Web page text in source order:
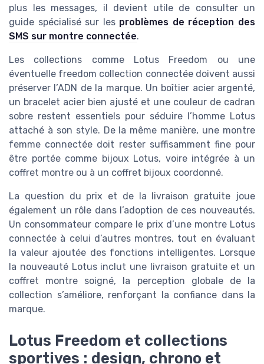
plus les messages, il devient utile de consulter un
guide spécialisé sur les problèmes de réception des
SMS sur montre connectée.
Les collections comme Lotus Freedom ou une
éventuelle freedom collection connectée doivent aussi
préserver l’ADN de la marque. Un boîtier acier argenté,
un bracelet acier bien ajusté et une couleur de cadran
sobre restent essentiels pour séduire l’homme Lotus
attaché à son style. De la même manière, une montre
femme connectée doit rester suffisamment fine pour
être portée comme bijoux Lotus, voire intégrée à un
coffret montre ou à un coffret bijoux coordonné.
La question du prix et de la livraison gratuite joue
également un rôle dans l’adoption de ces nouveautés.
Un consommateur compare le prix d’une montre Lotus
connectée à celui d’autres montres, tout en évaluant
la valeur ajoutée des fonctions intelligentes. Lorsque
la nouveauté Lotus inclut une livraison gratuite et un
coffret montre soigné, la perception globale de la
collection s’améliore, renforçant la confiance dans la
marque.
Lotus Freedom et collections
sportives : design, chrono et